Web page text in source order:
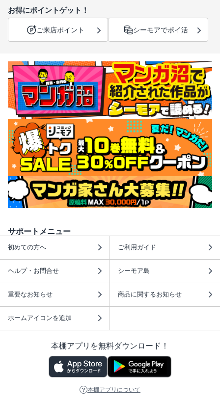
お得にポイントゲット！
ご来店ポイント シーモアでポイ活
サポートメニュー
初めての方へ ご利用ガイド
ヘルプ・お問合せ シーモア島
重要なお知らせ 商品に関するお知らせ
ホームアイコンを追加
本棚アプリを無料ダウンロード！
本棚アプリについて